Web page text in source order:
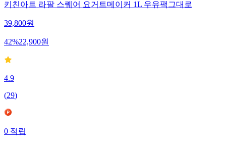
키친아트 라팔 스퀘어 요거트메이커 1L 우유팩그대로
39,800원
42%22,900원
4.9
(29)
0적립